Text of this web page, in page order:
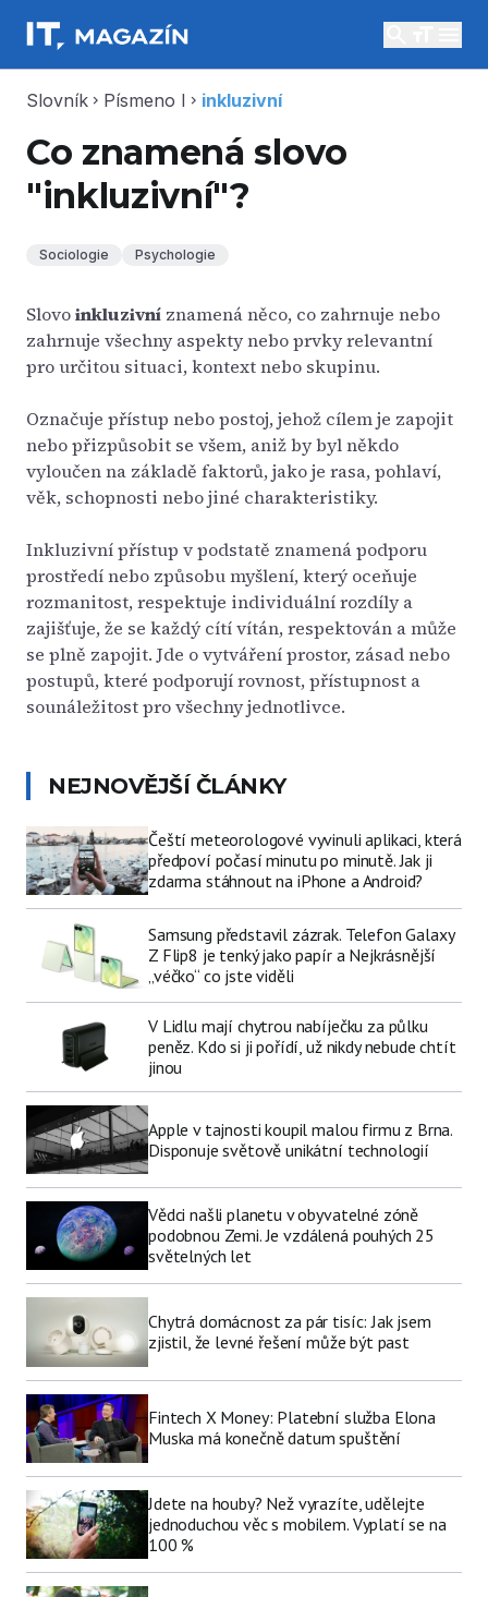
Slovník chevron_right Písmeno I chevron_right inkluzivní
Co znamená slovo
"inkluzivní"?
Sociologie Psychologie
Slovoinkluzivní znamená něco, co zahrnuje nebo
zahrnuje všechny aspekty nebo prvky relevantní
pro určitou situaci, kontext nebo skupinu.
Označuje přístup nebo postoj, jehož cílem je zapojit
nebo přizpůsobit se všem, aniž by byl někdo
vyloučen na základě faktorů, jako je rasa, pohlaví,
věk, schopnosti nebo jiné charakteristiky.
Inkluzivní přístup v podstatě znamená podporu
prostředí nebo způsobu myšlení, který oceňuje
rozmanitost, respektuje individuální rozdíly a
zajišťuje, že se každý cítí vítán, respektován a může
se plně zapojit. Jde o vytváření prostor, zásad nebo
postupů, které podporují rovnost, přístupnost a
sounáležitost pro všechny jednotlivce.
NEJNOVĚJŠÍ ČLÁNKY
Čeští meteorologové vyvinuli aplikaci, která
předpoví počasí minutu po minutě. Jak ji
zdarma stáhnout na iPhone a Android?
Samsung představil zázrak. Telefon Galaxy
Z Flip8 je tenký jako papír a Nejkrásnější
„véčko“ co jste viděli
V Lidlu mají chytrou nabíječku za půlku
peněz. Kdo si ji pořídí, už nikdy nebude chtít
jinou
Apple v tajnosti koupil malou firmu z Brna.
Disponuje světově unikátní technologií
Vědci našli planetu v obyvatelné zóně
podobnou Zemi. Je vzdálená pouhých 25
světelných let
Chytrá domácnost za pár tisíc: Jak jsem
zjistil, že levné řešení může být past
Fintech X Money: Platební služba Elona
Muska má konečně datum spuštění
Jdete na houby? Než vyrazíte, udělejte
jednoduchou věc s mobilem. Vyplatí se na
100 %